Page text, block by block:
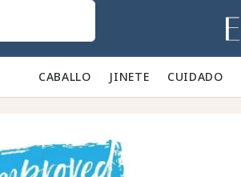
CABALLO 🐎 JINETE 👕 CUIDADO 🪮